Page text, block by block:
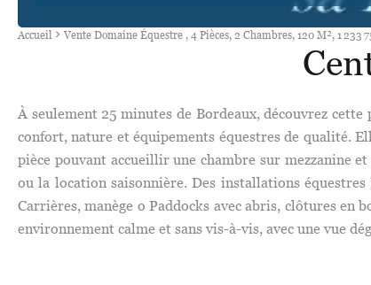
Accueil Vente Domaine Équestre , 4 Pièces, 2 Chambres, 120 M², 1 233
À seulement 25 minutes de Bordeaux, découvrez
confort, nature et équipements équestres de qualité.
pièce pouvant accueillir une chambre sur mezzanine
ou la location saisonnière. Des installations
Carrières, manège o Paddocks avec abris, clôtures en
environnement calme et sans vis-à-vis, avec une vue